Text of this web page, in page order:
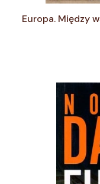
Europa. Między